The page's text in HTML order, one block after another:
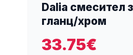
Dalia смесител
гланц/хром
33.75€